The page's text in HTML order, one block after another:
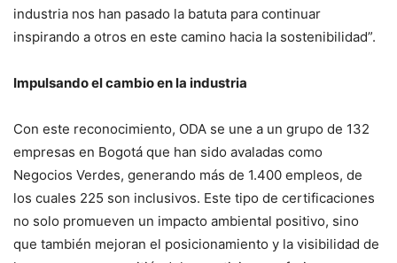
industria nos han pasado la batuta para continuar
inspirando a otros en este camino hacia la sostenibilidad”.
Impulsando el cambio en la industria
Con este reconocimiento, ODA se une a un grupo de 132
empresas en Bogotá que han sido avaladas como
Negocios Verdes, generando más de 1.400 empleos, de
los cuales 225 son inclusivos. Este tipo de certificaciones
no solo promueven un impacto ambiental positivo, sino
que también mejoran el posicionamiento y la visibilidad de